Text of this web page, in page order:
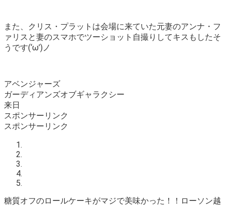
また、クリス・プラットは会場に来ていた元妻のアンナ・フ
ァリスと妻のスマホでツーショット自撮りしてキスもしたそ
うです(‘ω’)ノ
アベンジャーズ
ガーディアンズオブギャラクシー
来日
スポンサーリンク
スポンサーリンク
糖質オフのロールケーキがマジで美味かった！！ローソン越